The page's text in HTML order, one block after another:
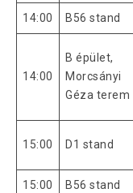
14:00 B56 stand
14:00
B épület,
Morcsányi
Géza terem
15:00 D1 stand
15:00 B56 stand